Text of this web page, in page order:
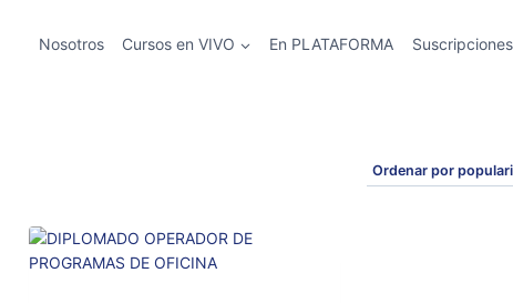
Nosotros Cursos en VIVO En PLATAFORMA Suscripciones